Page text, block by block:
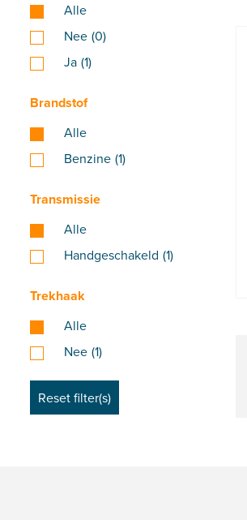
Alle
Nee (0)
Ja (1)
Brandstof
Alle
Benzine (1)
Transmissie
Alle
Handgeschakeld (1)
Trekhaak
Alle
Nee (1)